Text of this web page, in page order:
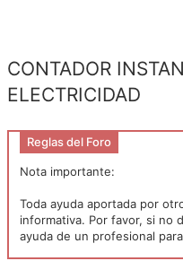
CONTADOR
ELECTRICIDAD
Reglas del Foro
Nota importante:
Toda ayuda aportada por
informativa. Por favor, si no
ayuda de un profesional